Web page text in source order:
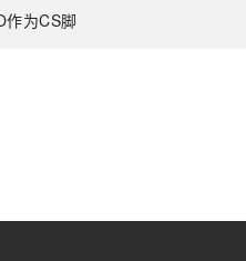
作为CS脚